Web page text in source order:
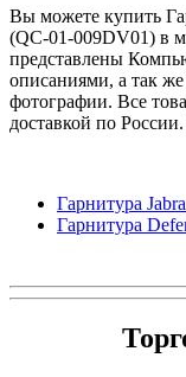
Вы можете купить
(QC-01-009DV01) в
представлены
описаниями, а так
фотографии. Все
доставкой по России.
Гарнитура
Гарнитура